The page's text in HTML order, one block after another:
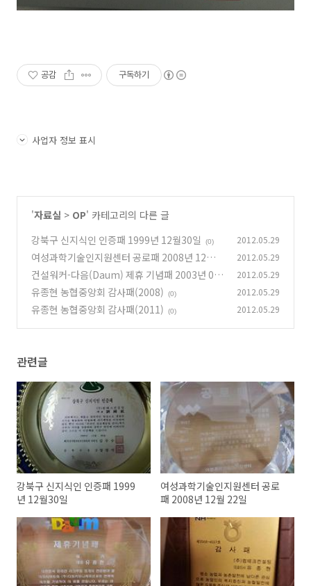
공감 구독하기
사업자 정보 표시
'자료실 > OP' 카테고리의 다른 글
강북구 신지식인 인증패 1999년 12월30일
(0) 2012.05.29
여성과학기술인지원센터 공로패 2008년 12월 2
2일 (0)
2012.05.29
건설워커-다음(Daum) 제휴 기념패 2003년 04
월 10일 (0)
2012.05.29
유종현 농협중앙회 감사패(2008) (0) 2012.05.29
유종현 농협중앙회 감사패(2011) (0) 2012.05.29
관련글
강북구 신지식인 인증패 1999
년 12월30일
여성과학기술인지원센터 공로
패 2008년 12월 22일